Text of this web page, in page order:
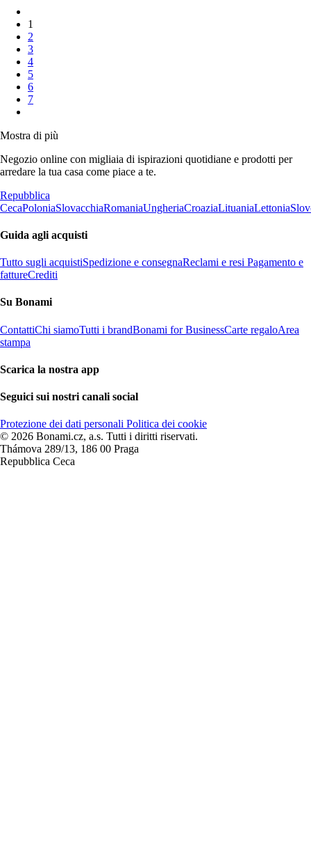
1
2
3
4
5
6
7
Mostra di più
Negozio online con migliaia di ispirazioni quotidiane e prodotti per
arredare la tua casa come piace a te.
Repubblica
CecaPoloniaSlovacchiaRomaniaUngheriaCroaziaLituaniaLettonia
Guida agli acquisti
Tutto sugli acquistiSpedizione e consegnaReclami e resi Pagamento e
fattureCrediti
Su Bonami
ContattiChi siamoTutti i brandBonami for BusinessCarte regaloArea
stampa
Scarica la nostra app
Seguici sui nostri canali social
Protezione dei dati personali Politica dei cookie
© 2026 Bonami.cz, a.s. Tutti i diritti riservati.
Thámova 289/13, 186 00 Praga
Repubblica Ceca